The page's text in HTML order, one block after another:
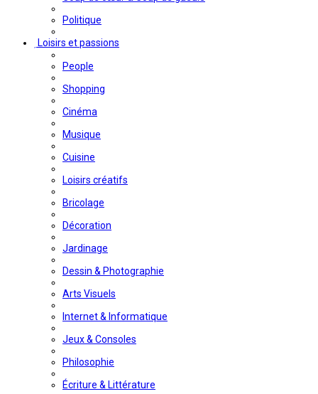
Politique
Loisirs et passions
People
Shopping
Cinéma
Musique
Cuisine
Loisirs créatifs
Bricolage
Décoration
Jardinage
Dessin & Photographie
Arts Visuels
Internet & Informatique
Jeux & Consoles
Philosophie
Écriture & Littérature